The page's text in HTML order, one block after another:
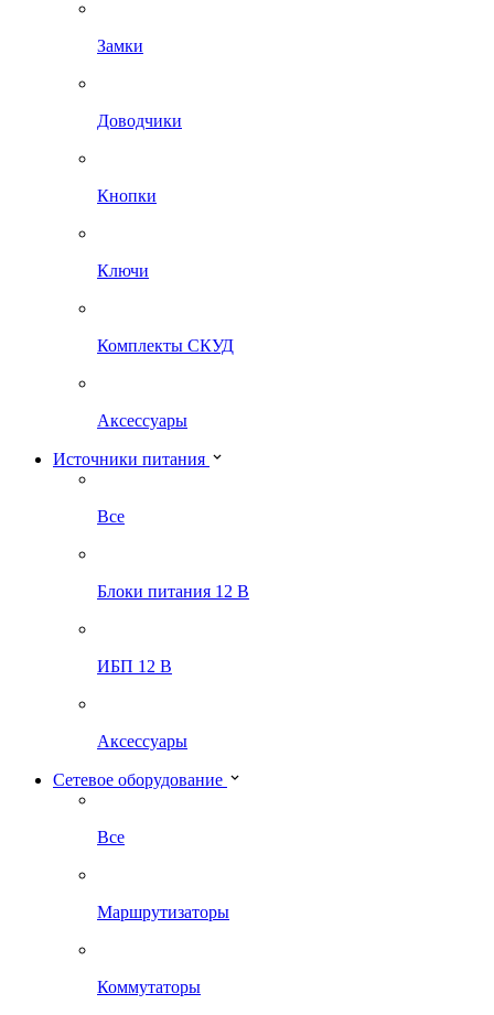
Замки
Доводчики
Кнопки
Ключи
Комплекты СКУД
Аксессуары
Источники питания
Все
Блоки питания 12 В
ИБП 12 В
Аксессуары
Сетевое оборудование
Все
Маршрутизаторы
Коммутаторы